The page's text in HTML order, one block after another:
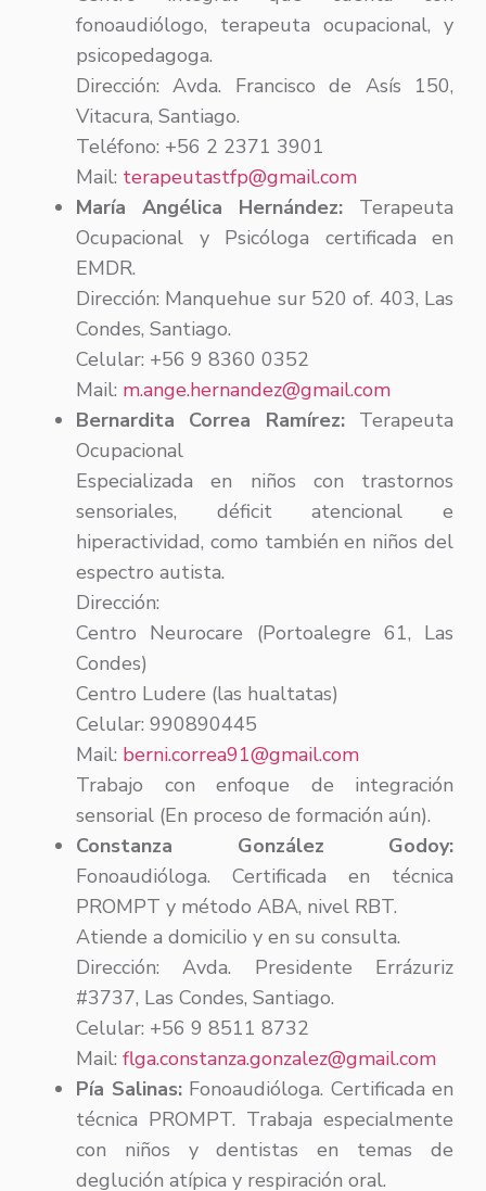
fonoaudiólogo, terapeuta ocupacional, y
psicopedagoga.
Dirección: Avda. Francisco de Asís 150,
Vitacura, Santiago.
Teléfono: +56 2 2371 3901
Mail: terapeutastfp@gmail.com
María Angélica Hernández: Terapeuta
Ocupacional y Psicóloga certificada en
EMDR.
Dirección: Manquehue sur 520 of. 403, Las
Condes, Santiago.
Celular: +56 9 8360 0352
Mail: m.ange.hernandez@gmail.com
Bernardita Correa Ramírez:Terapeuta
Ocupacional
Especializada en niños con trastornos
sensoriales, déficit atencional e
hiperactividad, como también en niños del
espectro autista.
Dirección:
Centro Neurocare (Portoalegre 61, Las
Condes)
Centro Ludere (las hualtatas)
Celular: 990890445
Mail: berni.correa91@gmail.com
Trabajo con enfoque de integración
sensorial (En proceso de formación aún).
Constanza González Godoy:
Fonoaudióloga. Certificada en técnica
PROMPT y método ABA, nivel RBT.
Atiende a domicilio y en su consulta.
Dirección: Avda. Presidente Errázuriz
#3737, Las Condes, Santiago.
Celular: +56 9 8511 8732
Mail: flga.constanza.gonzalez@gmail.com
Pía Salinas:Fonoaudióloga. Certificada en
técnica PROMPT. Trabaja especialmente
con niños y dentistas en temas de
deglución atípica y respiración oral.